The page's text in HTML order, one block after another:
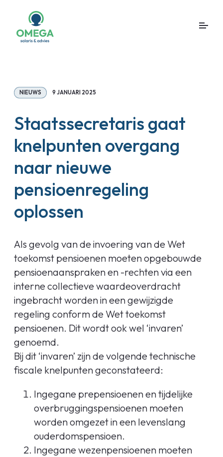
NIEUWS 9 JANUARI 2025
Staatssecretaris gaat
knelpunten overgang
naar nieuwe
pensioenregeling
oplossen
Als gevolg van de invoering van de Wet
toekomst pensioenen moeten opgebouwde
pensioenaanspraken en -rechten via een
interne collectieve waardeoverdracht
ingebracht worden in een gewijzigde
regeling conform de Wet toekomst
pensioenen. Dit wordt ook wel ‘invaren’
genoemd.
Bij dit ‘invaren’ zijn de volgende technische
fiscale knelpunten geconstateerd:
Ingegane prepensioenen en tijdelijke
overbruggingspensioenen moeten
worden omgezet in een levenslang
ouderdomspensioen.
Ingegane wezenpensioenen moeten